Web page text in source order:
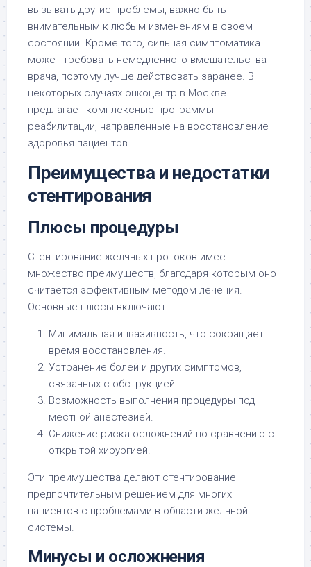
вызывать другие проблемы, важно быть
внимательным к любым изменениям в своем
состоянии. Кроме того, сильная симптоматика
может требовать немедленного вмешательства
врача, поэтому лучше действовать заранее. В
некоторых случаях онкоцентр в Москве
предлагает комплексные программы
реабилитации, направленные на восстановление
здоровья пациентов.
Преимущества и недостатки
стентирования
Плюсы процедуры
Стентирование желчных протоков имеет
множество преимуществ, благодаря которым оно
считается эффективным методом лечения.
Основные плюсы включают:
Минимальная инвазивность, что сокращает
время восстановления.
Устранение болей и других симптомов,
связанных с обструкцией.
Возможность выполнения процедуры под
местной анестезией.
Снижение риска осложнений по сравнению с
открытой хирургией.
Эти преимущества делают стентирование
предпочтительным решением для многих
пациентов с проблемами в области желчной
системы.
Минусы и осложнения